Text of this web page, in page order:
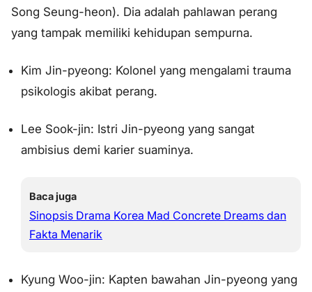
Song Seung-heon). Dia adalah pahlawan perang
yang tampak memiliki kehidupan sempurna.
Kim Jin-pyeong: Kolonel yang mengalami trauma
psikologis akibat perang.
Lee Sook-jin: Istri Jin-pyeong yang sangat
ambisius demi karier suaminya.
Baca juga
Sinopsis Drama Korea Mad Concrete Dreams dan
Fakta Menarik
Kyung Woo-jin: Kapten bawahan Jin-pyeong yang